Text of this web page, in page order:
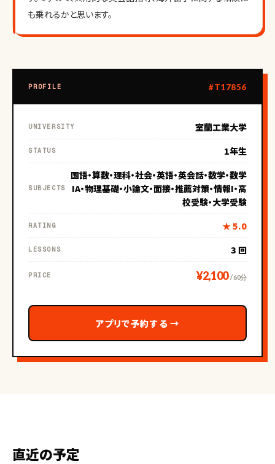
も乗れるかと思います。
PROFILE #T17856
UNIVERSITY 室蘭工業大学
STATUS 1年生
SUBJECTS
国語・算数・理科・社会・英語・英会話・数学・数学
IA・物理基礎・小論文・面接・推薦対策・情報I・高
校受験・大学受験
RATING ★ 5.0
LESSONS 3 回
PRICE ¥2,100 / 60分
アプリで予約する →
直近の予定